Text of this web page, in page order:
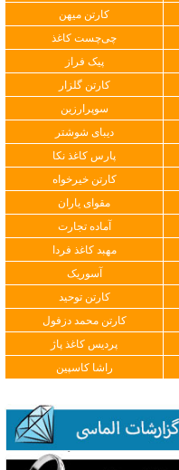
کارتن میهن
چی‌چست کاغذ
پیک فراز
کارتن گلزار
سوپرارزین
دیبای شوشتر
پارس کاغذ نکا
کارتن خیرخواه
مقوای یاران
آماده تجارت
مهبد کاغذ فردا
آسوریک
کارتن توحید
کارتن محمد دزفول
پردیس کاغذ پاژ
راشا کاسپین